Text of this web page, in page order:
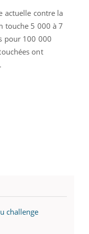
actuelle contre la
touche 5 000 à 7
pour 100 000
ont
challenge